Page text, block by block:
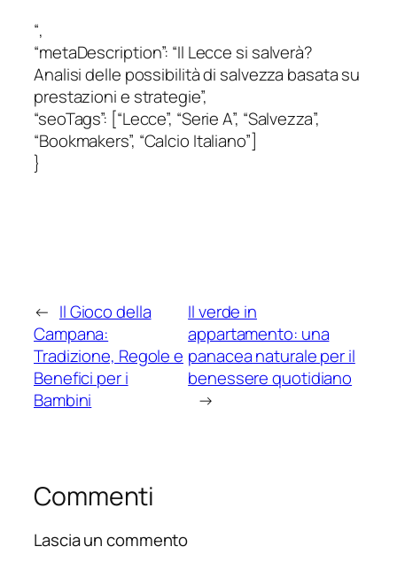
“,
“metaDescription”: “Il Lecce si salverà?
Analisi delle possibilità di salvezza basata su
prestazioni e strategie”,
“seoTags”: [“Lecce”, “Serie A”, “Salvezza”,
“Bookmakers”, “Calcio Italiano”]
}
← Il Gioco della
Campana:
Tradizione, Regole e
Benefici per i
Bambini
Il verde in
appartamento: una
panacea naturale per il
benessere quotidiano
→
Commenti
Lascia un commento